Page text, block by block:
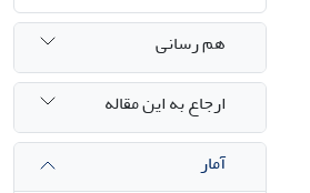
هم رسانی
ارجاع به این مقاله
آمار